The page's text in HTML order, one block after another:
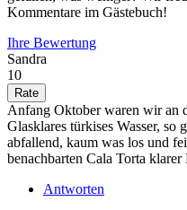
Kommentare im Gästebuch!
Ihre Bewertung
Sandra
10
Anfang Oktober waren wir an
Glasklares türkises Wasser,
abfallend, kaum was los und
benachbarten Cala Torta
Antworten